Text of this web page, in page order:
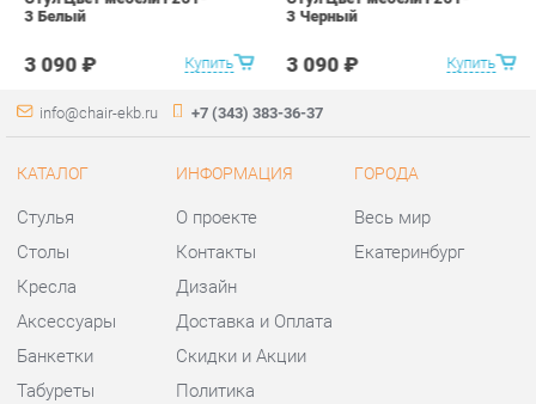
Столы
Аксессуары
Банкетки
Пуфы
Мини-Диваны
Комплектующие
Контакты
Доставка и Оплата
Скидки и Акции
Гарантия
Помощь
Екатеринбург
КОНТАКТЫ
Шоурум и склад самовывоза